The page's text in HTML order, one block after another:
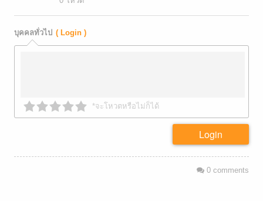
บุคคลทั่วไป ( Login )
*จะโหวตหรือไม่ก็ได้
Login
0comments